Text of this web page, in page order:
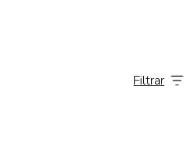
Filtrar